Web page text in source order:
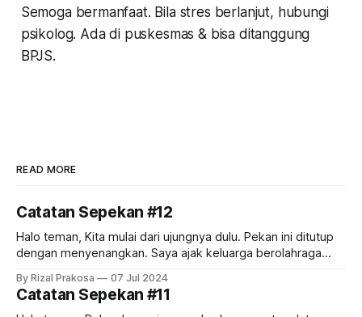
Semoga bermanfaat. Bila stres berlanjut, hubungi
psikolog. Ada di puskesmas & bisa ditanggung
BPJS.
READ MORE
Catatan Sepekan #12
Halo teman, Kita mulai dari ujungnya dulu. Pekan ini ditutup
dengan menyenangkan. Saya ajak keluarga berolahraga
UGM. Karena pagi ini ada acara persiapan ospek di
Lapangan Pancasila, gerbang GSP terbuka lebar.
By Rizal Prakosa 07 Jul 2024
Catatan Sepekan #11